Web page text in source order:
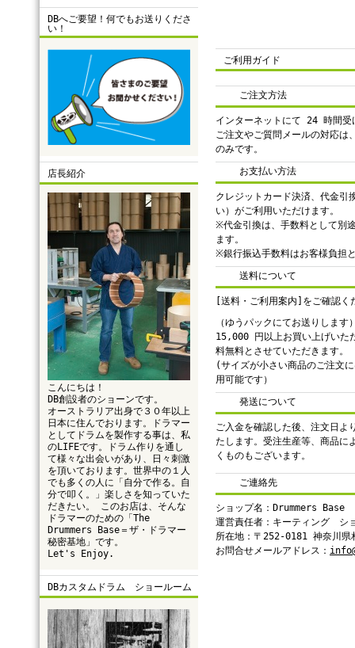
DBへご要望！何でもお送りくださ
い！
店長紹介
こんにちは！
DB創設者のショーンです。
オーストラリア出身で３０年以上
日本に住んでおります。ドラマー
としてドラムを製作する事は、私
のLIFEです。ドラム作りを通し
て様々な出会いがあり、日々刺激
を頂いております。世界中の１人
でも多くの人に「自分で作る。自
分で叩く。」楽しさを知っていた
だきたい。 このお店は、そんな
ドラマーのための「The
Drummers Base＝ザ・ドラマー
秘密基地」です。
Let's Enjoy.
DBカスタムドラム ショールーム
ご利用ガイド
ご注文方法
インターネットにて 24 時間受
ご注文やご質問メールの対応は
のみです。
お支払い方法
クレジットカード決済、代金引
い）がご利用いただけます。
※代金引換は、手数料として別
ます。
※銀行振込手数料はお客様負担
送料について
[送料・ご利用案内]をご確認く
（ゆうパックにてお送りします
15,000 円以上お買い上げいた
料無料とさせていただきます。
(サイズが小さい商品のご注文
用可能です）
発送について
ご入金を確認した後、注文日よ
たします。受注生産等、商品に
くものもございます。
ご連絡先
ショップ名：Drummers Base
運営責任者：キーティング シ
所在地：〒252-0181 神奈川県
お問合せメールアドレス：